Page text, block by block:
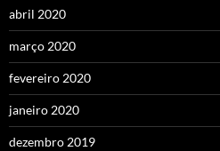
abril 2020
março 2020
fevereiro 2020
janeiro 2020
dezembro 2019